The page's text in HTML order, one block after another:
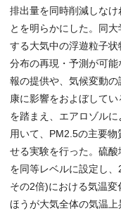
排出量を同時削減しな
とを明らかにした。同
する大気中の浮遊粒子
分布の再現・予測が可
報の提供や、気候変動
康に影響をおよぼして
を踏まえ、エアロゾル
用いて、PM2.5の主要
せる実験を行った。硫
を同等レベルに設定し
その2倍)における気温
ほうが大気全体の気温